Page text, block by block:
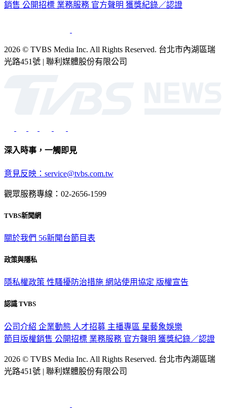
銷售 公開招標 業務服務 官方聲明 獲獎紀錄／認證
2026 © TVBS Media Inc. All Rights Reserved. 台北市內湖區瑞
光路451號 | 聯利媒體股份有限公司
深入時事，一觸即見
意見反映：service@tvbs.com.tw
觀眾服務專線：02-2656-1599
TVBS新聞網
關於我們 56新聞台節目表
政策與隱私
隱私權政策 性騷擾防治措施 網站使用協定 版權宣告
認識 TVBS
公司介紹 企業動態 人才招募 主播專區 星藝象娛樂
節目版權銷售 公開招標 業務服務 官方聲明 獲獎紀錄／認證
2026 © TVBS Media Inc. All Rights Reserved. 台北市內湖區瑞
光路451號 | 聯利媒體股份有限公司